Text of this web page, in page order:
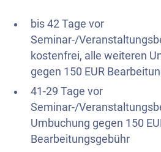
bis 42 Tage vor
Seminar-/
kostenfrei, alle weiteren
gegen 150 EUR
41-29 Tage vor
Seminar-/
Umbuchung gegen 150
Bearbeitungsgebühr